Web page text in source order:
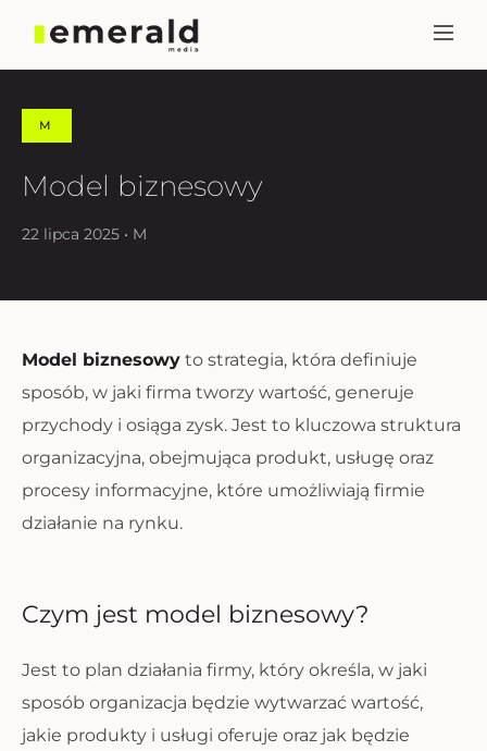
M
Model biznesowy
22 lipca 2025 • M
Model biznesowy to strategia, która definiuje
sposób, w jaki firma tworzy wartość, generuje
przychody i osiąga zysk. Jest to kluczowa struktura
organizacyjna, obejmująca produkt, usługę oraz
procesy informacyjne, które umożliwiają firmie
działanie na rynku.
Czym jest model biznesowy?
Jest to plan działania firmy, który określa, w jaki
sposób organizacja będzie wytwarzać wartość,
jakie produkty i usługi oferuje oraz jak będzie